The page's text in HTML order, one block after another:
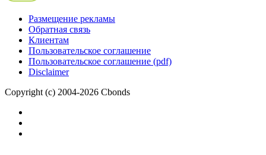
Размещение рекламы
Обратная связь
Клиентам
Пользовательское соглашение
Пользовательское соглашение (pdf)
Disclaimer
Copyright (c) 2004-2026 Cbonds